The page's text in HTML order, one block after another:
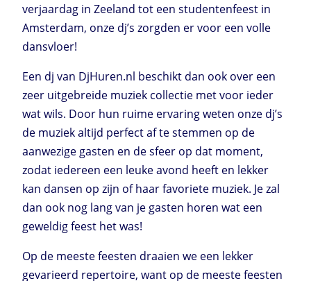
verjaardag in Zeeland tot een studentenfeest in
Amsterdam, onze dj’s zorgden er voor een volle
dansvloer!
Een dj van DjHuren.nl beschikt dan ook over een
zeer uitgebreide muziek collectie met voor ieder
wat wils. Door hun ruime ervaring weten onze dj’s
de muziek altijd perfect af te stemmen op de
aanwezige gasten en de sfeer op dat moment,
zodat iedereen een leuke avond heeft en lekker
kan dansen op zijn of haar favoriete muziek. Je zal
dan ook nog lang van je gasten horen wat een
geweldig feest het was!
Op de meeste feesten draaien we een lekker
gevarieerd repertoire, want op de meeste feesten